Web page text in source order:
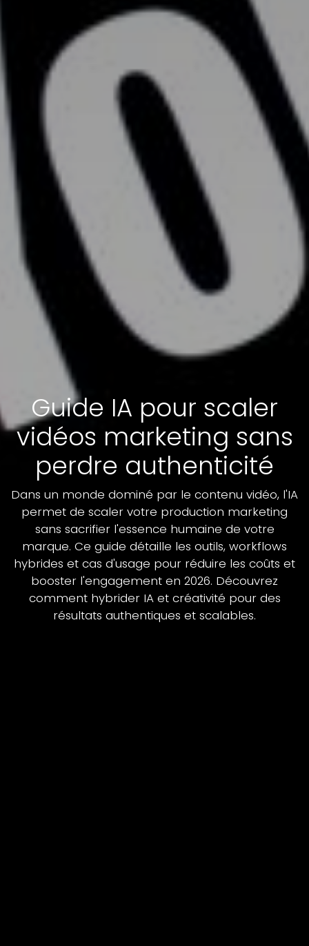
Guide IA pour scaler
vidéos marketing sans
perdre authenticité
Dans un monde dominé par le contenu vidéo, l'IA
permet de scaler votre production marketing
sans sacrifier l'essence humaine de votre
marque. Ce guide détaille les outils, workflows
hybrides et cas d'usage pour réduire les coûts et
booster l'engagement en 2026. Découvrez
comment hybrider IA et créativité pour des
résultats authentiques et scalables.